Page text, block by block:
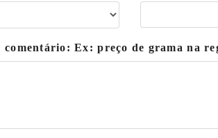
comentário: Ex: preço de grama na